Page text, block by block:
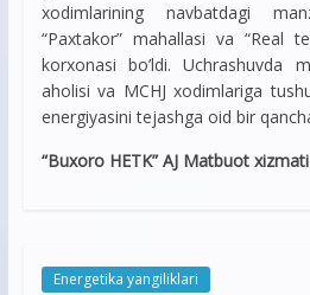
xodimlarining navbatdagi
“Paxtakor” mahallasi va “Real
korxonasi bo’ldi. Uchrashuvda
aholisi va MCHJ xodimlariga
energiyasini tejashga oid bir
“Buxoro HETK” AJ Matbuot xizmati
Energetika yangiliklari